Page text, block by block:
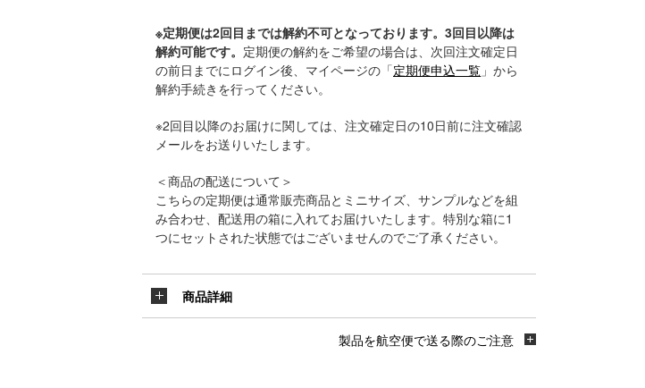
※定期便は2回目までは解約不可となっております。3回目以降は
解約可能です。 定期便の解約をご希望の場合は、次回注文確定日
の前日までにログイン後、マイページの「定期便申込一覧 」から
解約手続きを行ってください。
※2回目以降のお届けに関しては、注文確定日の10日前に注文確認
メールをお送りいたします。
＜商品の配送について＞
こちらの定期便は通常販売商品とミニサイズ、サンプルなどを組
み合わせ、配送用の箱に入れてお届けいたします。特別な箱に1
つにセットされた状態ではございませんのでご了承ください。
商品詳細
製品を航空便で送る際のご注意